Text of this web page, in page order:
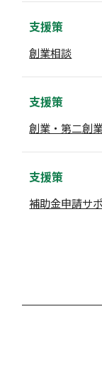
支援策
創業相談
支援策
創業・第二創
支援策
補助金申請サ